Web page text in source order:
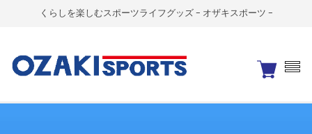
くらしを楽しむスポーツライフグッズ - オザキスポーツ -